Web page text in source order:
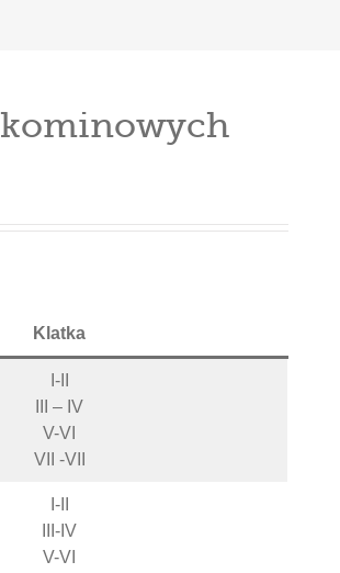
Klatka
I-II
III – IV
V-VI
VII -VII
I-II
III-IV
V-VI